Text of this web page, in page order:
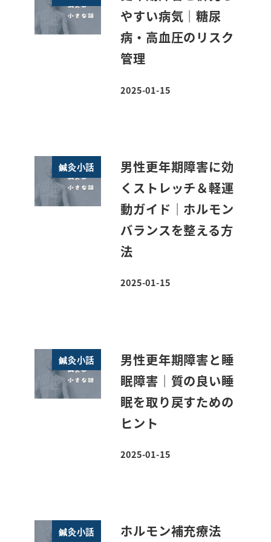
やすい病気｜糖尿
病・高血圧のリスク
管理
投稿日
2025-01-15
鍼灸小話
男性更年期障害に効
くストレッチ＆軽運
動ガイド｜ホルモン
バランスを整える方
法
投稿日
2025-01-15
鍼灸小話
男性更年期障害と睡
眠障害｜質の良い睡
眠を取り戻すための
ヒント
投稿日
2025-01-15
鍼灸小話
ホルモン補充療法